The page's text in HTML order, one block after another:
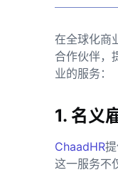
在全球化商
合作伙伴，
业的服务：
1. 名义
ChaadHR
这一服务不